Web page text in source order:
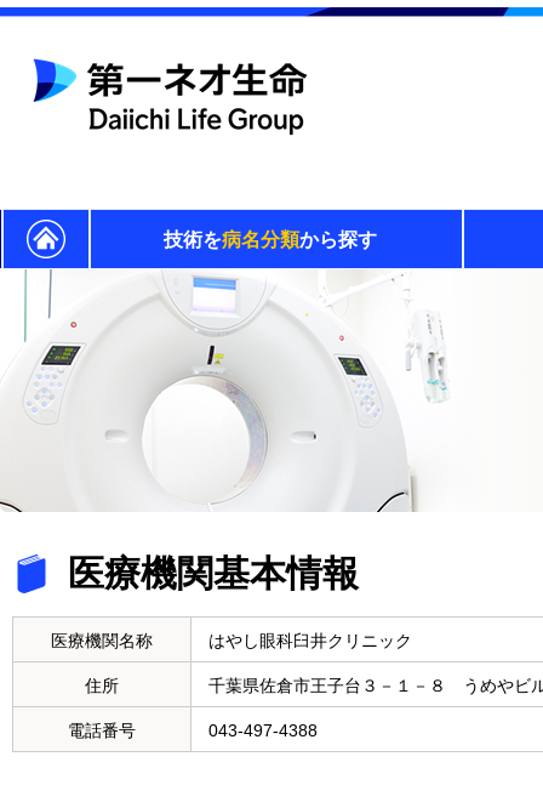
技術を病名分類から探す
医療機関基本情報
医療機関名称 はやし眼科臼井クリニック
住所 千葉県佐倉市王子台３－１－８ うめやビ
電話番号 043-497-4388